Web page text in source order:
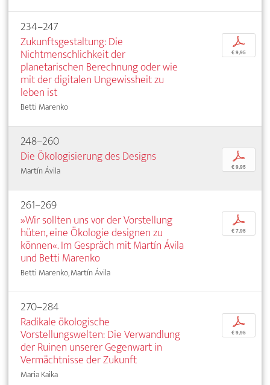
234–247
Zukunftsgestaltung: Die
Nichtmenschlichkeit der
planetarischen Berechnung oder wie
mit der digitalen Ungewissheit zu
leben ist
Betti Marenko
p
€ 9,95
248–260
Die Ökologisierung des Designs
Martín Ávila
p
€ 9,95
261–269
»Wir sollten uns vor der Vorstellung
hüten, eine Ökologie designen zu
können«. Im Gespräch mit Martín Ávila
und Betti Marenko
Betti Marenko, Martín Ávila
p
€ 7,95
270–284
Radikale ökologische
Vorstellungswelten: Die Verwandlung
der Ruinen unserer Gegenwart in
Vermächtnisse der Zukunft
Maria Kaika
p
€ 9,95